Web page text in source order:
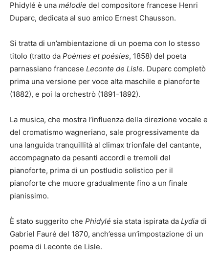
Phidylé è una mélodie del compositore francese Henri
Duparc, dedicata al suo amico Ernest Chausson.
Si tratta di un’ambientazione di un poema con lo stesso
titolo (tratto da Poèmes et poésies, 1858) del poeta
parnassiano francese Leconte de Lisle. Duparc completò
prima una versione per voce alta maschile e pianoforte
(1882), e poi la orchestrò (1891-1892).
La musica, che mostra l’influenza della direzione vocale e
del cromatismo wagneriano, sale progressivamente da
una languida tranquillità al climax trionfale del cantante,
accompagnato da pesanti accordi e tremoli del
pianoforte, prima di un postludio solistico per il
pianoforte che muore gradualmente fino a un finale
pianissimo.
È stato suggerito che Phidylé sia stata ispirata da Lydia di
Gabriel Fauré del 1870, anch’essa un’impostazione di un
poema di Leconte de Lisle.